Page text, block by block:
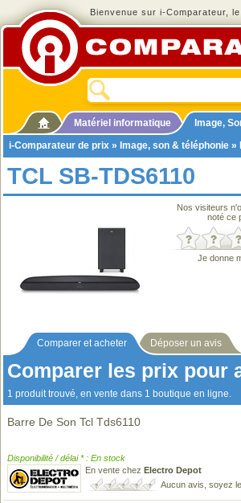
Bienvenue sur i-Comparateur,
Matériel informatique Image,
i-Comparateur de prix » Image, son & téléphonie »
TCL SB-TDS6110
Nos visiteurs
noté ce
Je donne
Comparer et acheter Déposer un avis
Comparer les prix pour
1 produit trouvé, en vente dans 1 boutique en ligne.
Barre De Son Tcl Tds6110
Disponibilité / délai * : En stock
En vente chez Electro Depot
Aucun avis, soyez